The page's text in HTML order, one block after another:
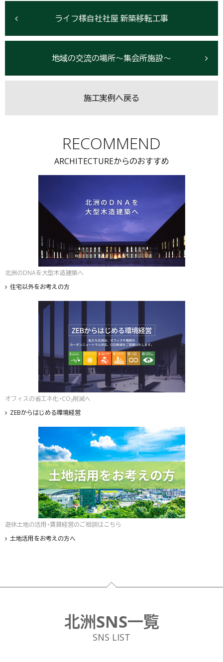
ライフ様自社社屋 新築移転工事
地域の交流の場所～集会所施設～
施工実例へ戻る
RECOMMEND
ARCHITECTUREからのおすすめ
北洲のDNAを大型木造建築へ
住宅以外をお考えの方
オフィスの省エネ化・CO₂削減へ
ZEBからはじめる環境経営
遊休土地の活用・賃貸経営のご相談はこちら
土地活用をお考えの方へ
フッター
北洲SNS一覧
SNS LIST